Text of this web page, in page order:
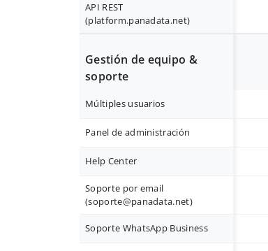
API REST
(platform.panadata.net)
Gestión de equipo &
soporte
Múltiples usuarios
Panel de administración
Help Center
Soporte por email
(soporte@panadata.net)
Soporte WhatsApp Business